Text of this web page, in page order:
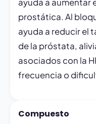
ayuda a aumentar
prostática. Al
ayuda a reducir el
de la próstata,
asociados con la
frecuencia o
Compuesto